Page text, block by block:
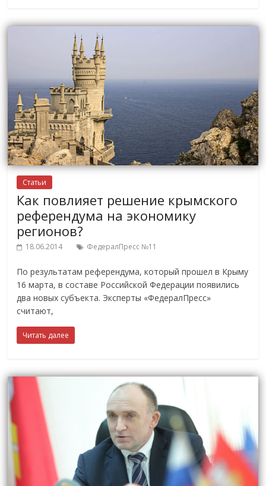
Статьи
Как повлияет решение крымского
референдума на экономику
регионов?
18.06.2014 ФедералПресс №11
По результатам референдума, который прошел в Крыму
16 марта, в составе Российской Федерации появились
два новых субъекта. Эксперты «ФедералПресс»
считают,
Читать далее